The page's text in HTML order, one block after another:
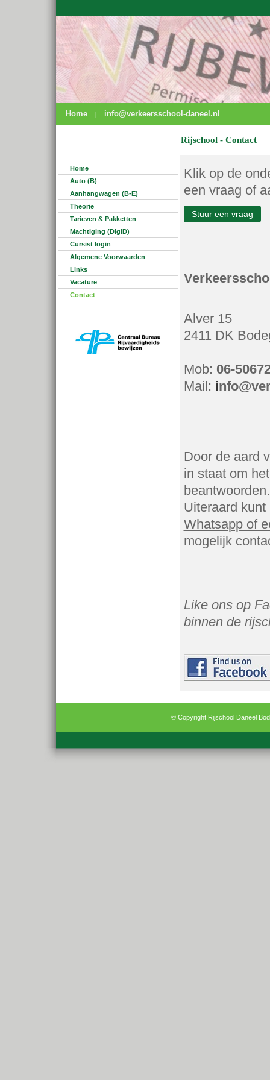
Home info@verkeersschool-daneel.nl
Rijschool - Contact
Home
Auto (B)
Aanhangwagen (B-E)
Theorie
Tarieven & Pakketten
Machtiging (DigiD)
Cursist login
Algemene Voorwaarden
Links
Vacature
Contact
Klik op de
een vraag of
Stuur een vraag
Alver 15
2411 DK
Mob: 06-
Mail: i
Door de aard
in staat om
beantwoorden.
Uiteraard
Whatsapp of
mogelijk
Like ons op
binnen de
© Copyright Rijschool Daneel